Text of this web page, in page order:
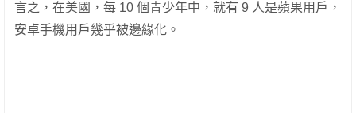
言之，在美國，每 10 個青少年中，就有 9 人是蘋果用戶，
安卓手機用戶幾乎被邊緣化。